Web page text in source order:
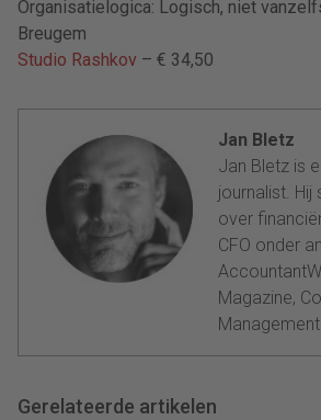
Organisatielogica: Logisch, niet
Breugem
Studio Rashkov – € 34,50
Jan Bletz
Jan Bletz is
journalist. Hij
over
CFO onder
Magazine,
Gerelateerde artikelen